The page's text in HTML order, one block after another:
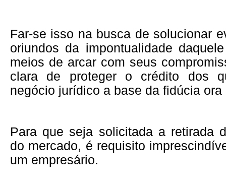
Far-se isso na busca de solucionar
oriundos da impontualidade
meios de arcar com seus
clara de proteger o crédito dos
negócio jurídico a base da fidúcia
Para que seja solicitada a retirada
do mercado, é requisito
um empresário.